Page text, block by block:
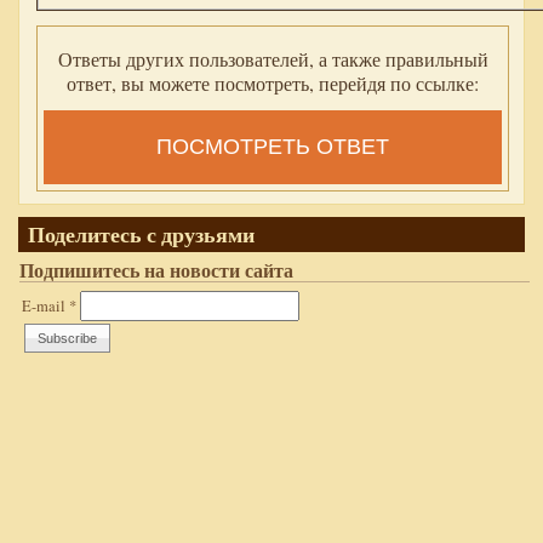
Ответы других пользователей, а также правильный
ответ, вы можете посмотреть, перейдя по ссылке:
ПОСМОТРЕТЬ ОТВЕТ
Поделитесь с друзьями
Подпишитесь на новости сайта
E-mail *